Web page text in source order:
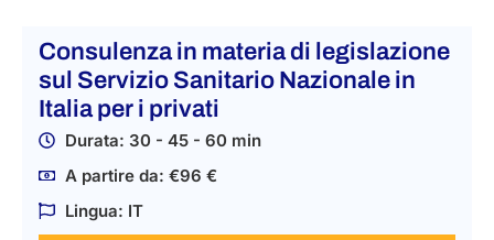
Consulenza in materia di legislazione
sul Servizio Sanitario Nazionale in
Italia per i privati
Durata: 30 - 45 - 60 min
A partire da: €96 €
Lingua: IT